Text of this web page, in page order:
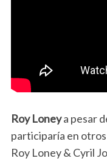
Roy Loneya pesar
participaría en
Roy Loney & Cyril